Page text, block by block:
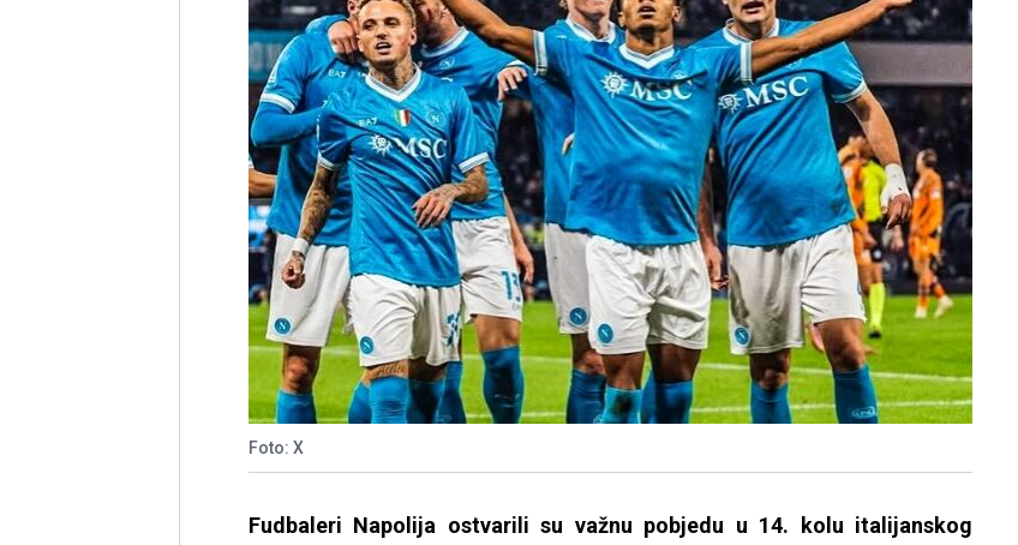
Foto: X
Fudbaleri Napolija ostvarili su važnu pobjedu u 14. kolu italijanskog